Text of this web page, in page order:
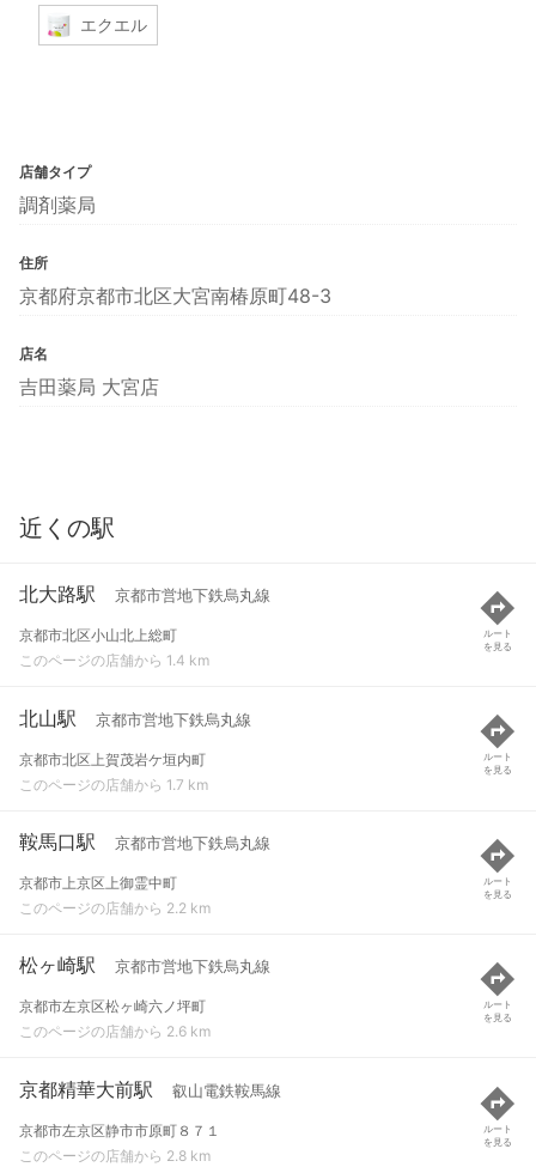
エクエル
店舗タイプ
調剤薬局
住所
京都府京都市北区大宮南椿原町48-3
店名
吉田薬局 大宮店
近くの駅
北大路駅 京都市営地下鉄烏丸線
京都市北区小山北上総町
このページの店舗から 1.4 km
ルート
を見る
北山駅 京都市営地下鉄烏丸線
京都市北区上賀茂岩ケ垣内町
このページの店舗から 1.7 km
ルート
を見る
鞍馬口駅 京都市営地下鉄烏丸線
京都市上京区上御霊中町
このページの店舗から 2.2 km
ルート
を見る
松ヶ崎駅 京都市営地下鉄烏丸線
京都市左京区松ヶ崎六ノ坪町
このページの店舗から 2.6 km
ルート
を見る
京都精華大前駅 叡山電鉄鞍馬線
京都市左京区静市市原町８７１
このページの店舗から 2.8 km
ルート
を見る